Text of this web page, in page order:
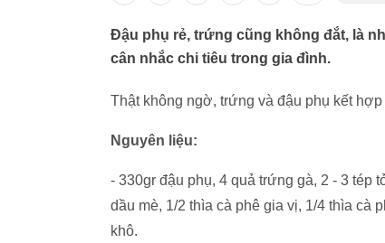
Đậu phụ rẻ, trứng cũng không đắt, là
cân nhắc chi tiêu trong gia đình.
Thật không ngờ, trứng và đậu phụ kết
Nguyên liệu:
- 330gr đậu phụ, 4 quả trứng gà, 2 - 3 tép
dầu mè, 1/2 thìa cà phê gia vị, 1/4 thìa cà
khô.